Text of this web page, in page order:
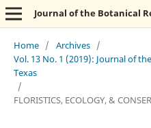
Journal of the Botanical
Home / Archives /
Vol. 13 No. 1 (2019): Journal of
Texas
/
FLORISTICS, ECOLOGY, &